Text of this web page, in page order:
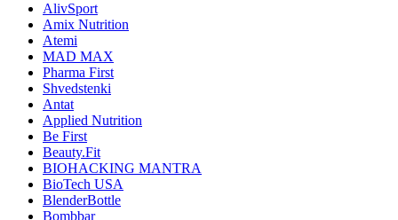
AlivSport
Amix Nutrition
Atemi
MAD MAX
Pharma First
Shvedstenki
Antat
Applied Nutrition
Be First
Beauty.Fit
BIOHACKING MANTRA
BioTech USA
BlenderBottle
Bombbar